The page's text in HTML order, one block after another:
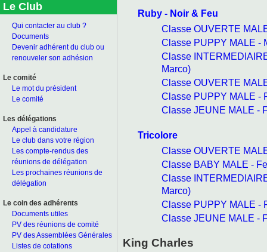
Le Club
Qui contacter au club ?
Documents
Devenir adhérent du club ou
renouveler son adhésion
Le comité
Le mot du président
Le comité
Les délégations
Appel à candidature
Le club dans votre région
Les compte-rendus des
réunions de délégation
Les prochaines réunions de
délégation
Le coin des adhérents
Documents utiles
PV des réunions de comité
PV des Assemblées Générales
Listes de cotations
Ruby - Noir & Feu
Classe OUVERTE
Classe PUPPY MALE -
Classe
Marco)
Classe OUVERTE
Classe PUPPY MALE -
Classe JEUNE MALE -
Tricolore
Classe OUVERTE
Classe BABY MALE -
Classe
Marco)
Classe PUPPY MALE -
Classe JEUNE MALE -
King Charles